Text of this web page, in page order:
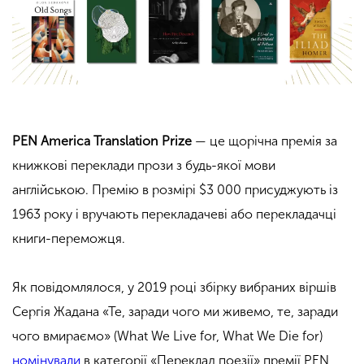
PEN America Translation Prize — це щорічна премія за
книжкові переклади прози з будь-якої мови
англійською. Премію в розмірі $3 000 присуджують із
1963 року і вручають перекладачеві або перекладачці
книги-переможця.
Як повідомлялося, у 2019 році збірку вибраних віршів
Сергія Жадана «Те, заради чого ми живемо, те, заради
чого вмираємо» (What We Live for, What We Die for)
номінували в категорії «Переклад поезії» премії PEN